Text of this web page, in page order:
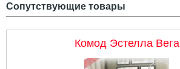
Сопутствующие товары
Комод Эстелла Вега